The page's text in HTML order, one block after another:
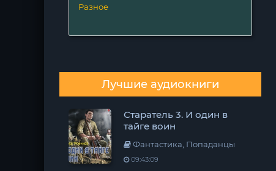
Разное
Лучшие аудиокниги
Старатель 3. И один в
тайге воин
Фантастика, Попаданцы
09:43:09